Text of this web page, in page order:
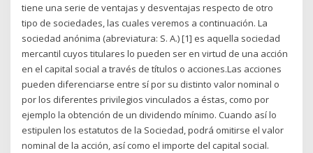
tiene una serie de ventajas y desventajas respecto de otro
tipo de sociedades, las cuales veremos a continuación. La
sociedad anónima (abreviatura: S. A.) [1] es aquella sociedad
mercantil cuyos titulares lo pueden ser en virtud de una acción
en el capital social a través de títulos o acciones.Las acciones
pueden diferenciarse entre sí por su distinto valor nominal o
por los diferentes privilegios vinculados a éstas, como por
ejemplo la obtención de un dividendo mínimo. Cuando así lo
estipulen los estatutos de la Sociedad, podrá omitirse el valor
nominal de la acción, así como el importe del capital social.